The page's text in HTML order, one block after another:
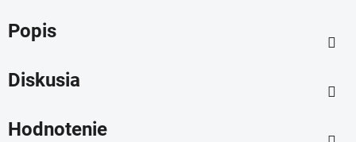
Popis
Diskusia
Hodnotenie